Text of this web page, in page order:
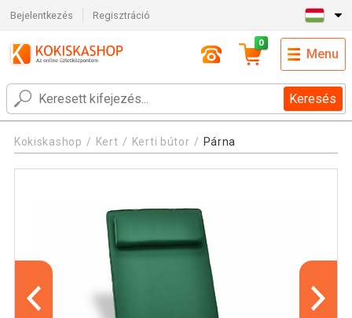
Bejelentkezés Regisztráció
Keresés
0
Menu
Kokiskashop Kert Kerti bútor Párna